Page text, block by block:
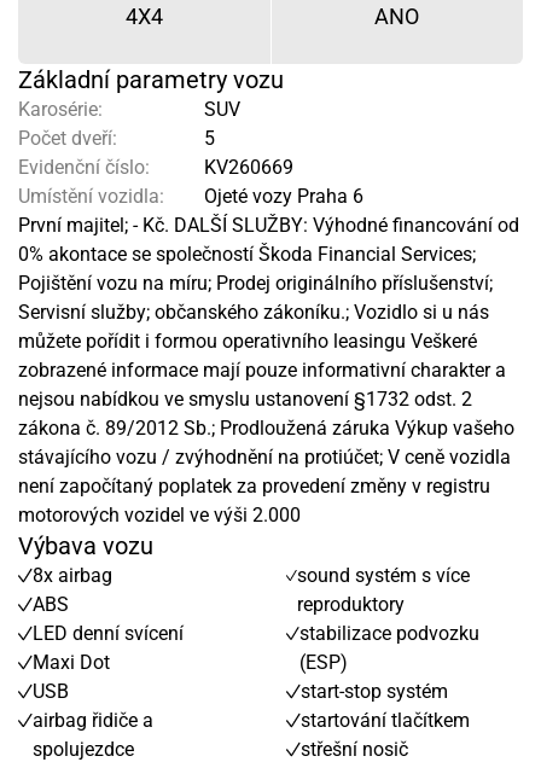
4X4 ANO
Základní parametry vozu
Karosérie:
SUV
Počet dveří:
5
Evidenční číslo:
KV260669
Umístění vozidla:
Ojeté vozy Praha 6
První majitel; - Kč. DALŠÍ SLUŽBY: Výhodné financování od
0% akontace se společností Škoda Financial Services;
Pojištění vozu na míru; Prodej originálního příslušenství;
Servisní služby; občanského zákoníku.; Vozidlo si u nás
můžete pořídit i formou operativního leasingu Veškeré
zobrazené informace mají pouze informativní charakter a
nejsou nabídkou ve smyslu ustanovení §1732 odst. 2
zákona č. 89/2012 Sb.; Prodloužená záruka Výkup vašeho
stávajícího vozu / zvýhodnění na protiúčet; V ceně vozidla
není započítaný poplatek za provedení změny v registru
motorových vozidel ve výši 2.000
Výbava vozu
8x airbag
ABS
LED denní svícení
Maxi Dot
USB
airbag řidiče a
spolujezdce
sound systém s více
reproduktory
stabilizace podvozku
(ESP)
start-stop systém
startování tlačítkem
střešní nosič